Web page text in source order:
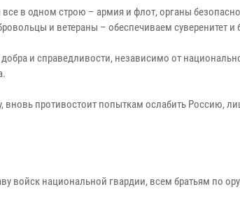
в одном строю – армия и флот, органы
и ветераны – обеспечиваем суверенитет
и справедливости, независимо от
вновь противостоит попыткам ослабить Россию,
войск национальной гвардии, всем братьям по